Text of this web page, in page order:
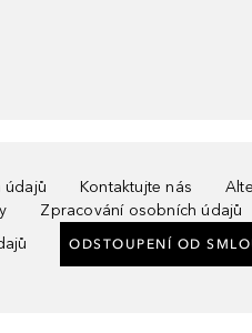
údajů Kontaktujte nás
Zpracování osobních údajů
ODSTOUPENÍ OD